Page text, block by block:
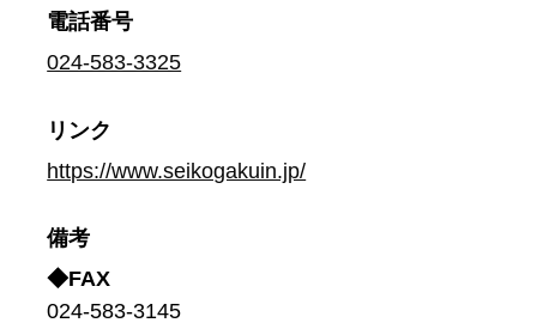
電話番号
024-583-3325
リンク
https://www.seikogakuin.jp/
備考
◆FAX
024-583-3145